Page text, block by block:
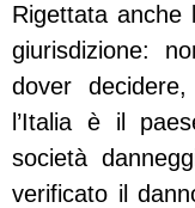
Rigettata anche
giurisdizione:
dover
l’Italia è il
società
verificato il